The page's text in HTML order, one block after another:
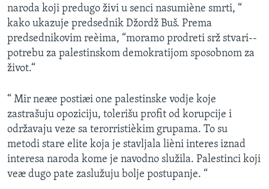
NAUKA I TEHNOLOGIJA
MEDICINA
KULTURA
DRUŠTVO
INTERVJU
Jezici
naroda koji predugo živi u senci nasumiène smrti, “
kako ukazuje predsednik Džordž Buš. Prema
predsednikovim reèima, “moramo prodreti srž stvari--
potrebu za palestinskom demokratijom sposobnom za
život.“
“ Mir neæe postiæi one palestinske vodje koje
zastrašuju opoziciju, tolerišu profit od korupcije i
održavaju veze sa terorristièkim grupama. To su
metodi stare elite koja je stavljala lièni interes iznad
interesa naroda kome je navodno služila. Palestinci koji
veæ dugo pate zaslužuju bolje postupanje. “